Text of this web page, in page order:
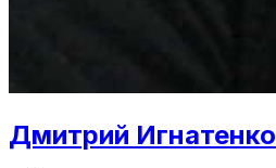
Дмитрий Игнатенко